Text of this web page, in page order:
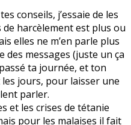
conseils, j’essaie de les
de harcèlement est plus ou
elles ne m’en parle plus
des messages (juste un ça
ta journée, et ton
jours, pour laisser une
parler.
et les crises de tétanie
pour les malaises il fait